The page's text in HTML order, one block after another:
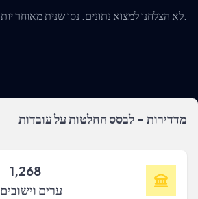
לא הצלחנו למצוא נתונים. נסו שנית מאוחר יותר או צרו איתנו קשר.
מדדירות - לבסס החלטות על עובדות
1,268
ערים וישובים